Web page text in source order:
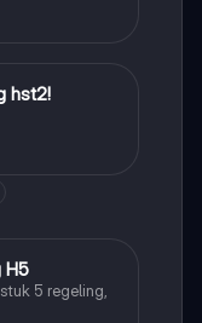
hst2!
H5
5 regeling,